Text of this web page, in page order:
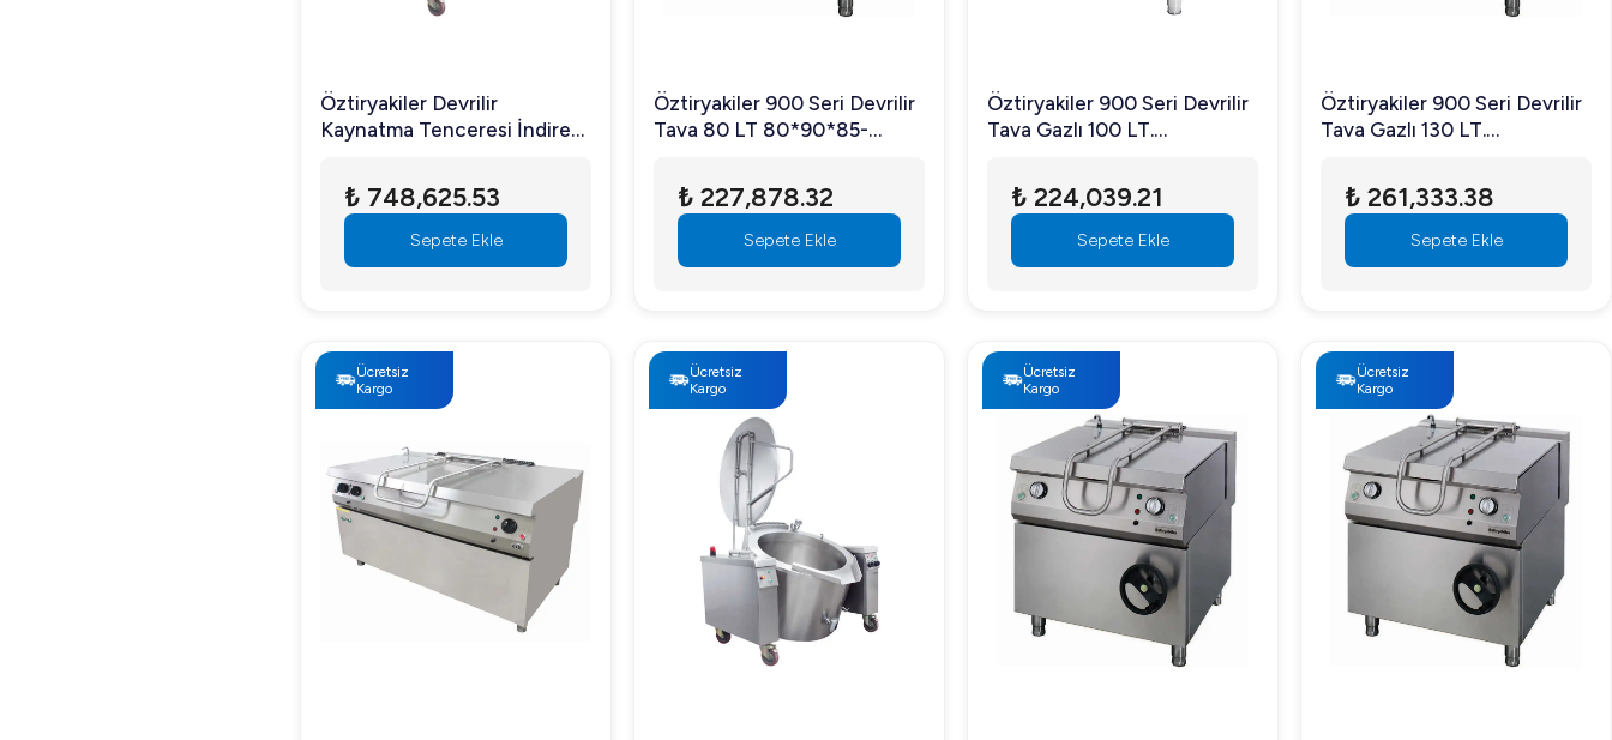
Öztiryakiler Devrilir
Kaynatma Tenceresi İndirekt
₺ 748,625.53
Sepete Ekle
Öztiryakiler 900 Seri Devrilir
Tava 80 LT 80*90*85-
₺ 227,878.32
Sepete Ekle
Öztiryakiler 900 Seri Devrilir
Tava Gazlı 100 LT.
Ateşleme
₺ 224,039.21
Sepete Ekle
Öztiryakiler 900 Seri Devrilir
Tava Gazlı 130 LT.
Ateşleme
₺ 261,333.38
Sepete Ekle
Ücretsiz
Kargo
Ücretsiz
Kargo
Ücretsiz
Kargo
Ücretsiz
Kargo